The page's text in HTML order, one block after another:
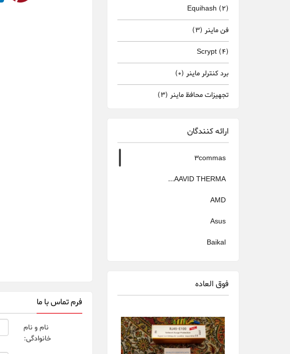
فرم تماس با ما
نام و نام
خانوادگی:
Equihash (2)
فن ماینر (3)
Scrypt (4)
برد کنترلر ماینر (0)
تجهیزات محافظ ماینر (3)
ارائه کنندگان
3commas
AAVID THERMA...
AMD
Asus
Baikal
Bitmain
Cheetah Miner
Dehn
فوق العاده